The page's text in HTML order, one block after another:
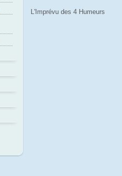
L'Imprévu des 4 Humeurs